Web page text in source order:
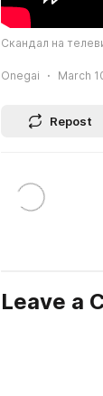
Скандал на
Onegai March
Repost
Leave a